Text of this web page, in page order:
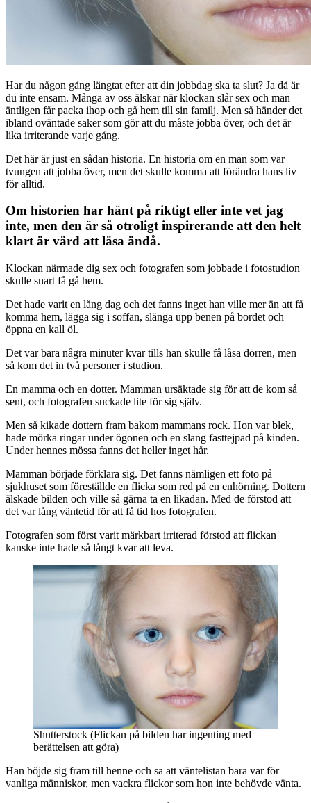
Har du någon gång längtat efter att din jobbdag ska ta slut? Ja då är
du inte ensam. Många av oss älskar när klockan slår sex och man
äntligen får packa ihop och gå hem till sin familj. Men så händer det
ibland oväntade saker som gör att du måste jobba över, och det är
lika irriterande varje gång.
Det här är just en sådan historia. En historia om en man som var
tvungen att jobba över, men det skulle komma att förändra hans liv
för alltid.
Om historien har hänt på riktigt eller inte vet jag
inte, men den är så otroligt inspirerande att den helt
klart är värd att läsa ändå.
Klockan närmade dig sex och fotografen som jobbade i fotostudion
skulle snart få gå hem.
Det hade varit en lång dag och det fanns inget han ville mer än att få
komma hem, lägga sig i soffan, slänga upp benen på bordet och
öppna en kall öl.
Det var bara några minuter kvar tills han skulle få låsa dörren, men
så kom det in två personer i studion.
En mamma och en dotter. Mamman ursäktade sig för att de kom så
sent, och fotografen suckade lite för sig själv.
Men så kikade dottern fram bakom mammans rock. Hon var blek,
hade mörka ringar under ögonen och en slang fasttejpad på kinden.
Under hennes mössa fanns det heller inget hår.
Mamman började förklara sig. Det fanns nämligen ett foto på
sjukhuset som föreställde en flicka som red på en enhörning. Dottern
älskade bilden och ville så gärna ta en likadan. Med de förstod att
det var lång väntetid för att få tid hos fotografen.
Fotografen som först varit märkbart irriterad förstod att flickan
kanske inte hade så långt kvar att leva.
Shutterstock (Flickan på bilden har ingenting med
berättelsen att göra)
Han böjde sig fram till henne och sa att väntelistan bara var för
vanliga människor, men vackra flickor som hon inte behövde vänta.